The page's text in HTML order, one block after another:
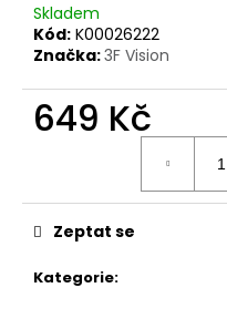
Skladem
Kód: K00026222
Značka:3F Vision
649 Kč
Kategorie:
Zeptat se
D
o
č